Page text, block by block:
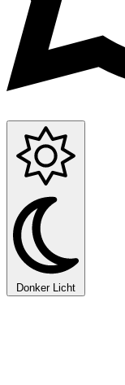
Donker Licht